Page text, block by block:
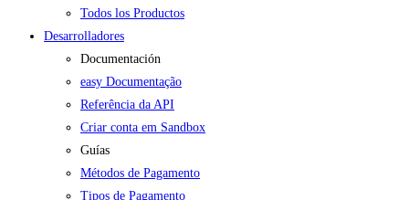
Todos los Productos
Desarrolladores
Documentación
easy Documentação
Referência da API
Criar conta em Sandbox
Guías
Métodos de Pagamento
Tipos de Pagamento